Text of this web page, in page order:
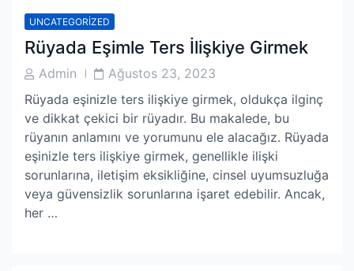
UNCATEGORIZED
Rüyada Eşimle Ters İlişkiye Girmek
PostAdmin
PostAğustos 23, 2023
Rüyada eşinizle ters ilişkiye girmek, oldukça ilginç
ve dikkat çekici bir rüyadır. Bu makalede, bu
rüyanın anlamını ve yorumunu ele alacağız. Rüyada
eşinizle ters ilişkiye girmek, genellikle ilişki
sorunlarına, iletişim eksikliğine, cinsel uyumsuzluğa
veya güvensizlik sorunlarına işaret edebilir. Ancak,
her …